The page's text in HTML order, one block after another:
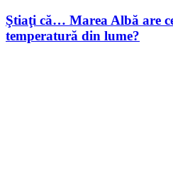
Ştiaţi că… Marea Albă are
temperatură din lume?